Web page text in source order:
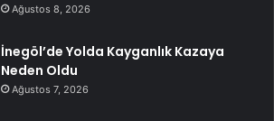
Ağustos 8, 2026
İnegöl’de Yolda Kayganlık Kazaya
Neden Oldu
Ağustos 7, 2026